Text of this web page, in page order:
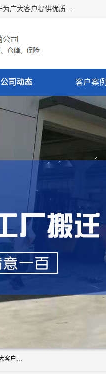
安徽信多多吊装搬运有限公司，主营吊装搬运,工厂搬迁，叉车出租，公司地址位于安徽合肥瑶海，致力于为广大客户提供优质的产品/服务，如果您对我公司的产品服务感兴趣，请联系[安徽信多多吊装搬运有限公司]，期待您的来电。
公司动态 客户案例
安徽信多多吊装搬运有限公司，主营吊装搬运,工厂搬迁，叉车出租，公司地址位于安徽合肥瑶海，致力于为广大客户提供优质的产品/服务，如果您对我公司的产品服务感兴趣，请联系[安徽信多多吊装搬运有限公司]，期待您的来电。